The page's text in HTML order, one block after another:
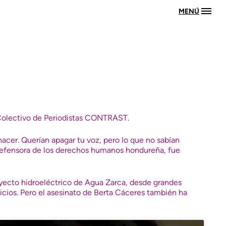
MENÚ
de Periodistas CONTRAST.
Querían apagar tu voz, pero lo que no sabían
de los derechos humanos hondureña, fue
hidroeléctrico de Agua Zarca, desde grandes
Pero el asesinato de Berta Cáceres también ha